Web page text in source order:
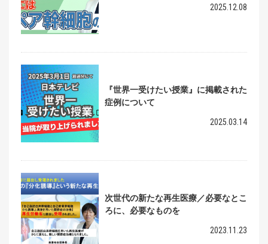
2025.12.08
『世界一受けたい授業』に掲載された
症例について
2025.03.14
次世代の新たな再生医療／必要なとこ
ろに、必要なものを
2023.11.23